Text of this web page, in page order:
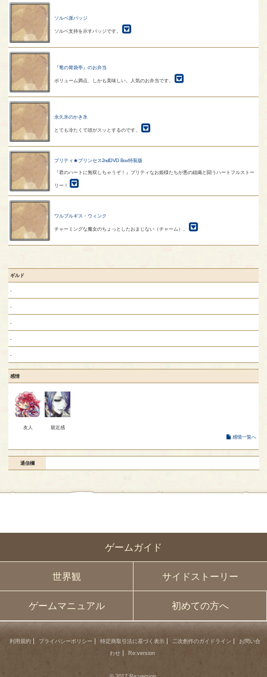
ゲームガイド
世界観 サイドストーリー
ゲームマニュアル 初めての方へ
ソルベ派バッジ
ソルベ支持を示すバッジです。
『竜の胃袋亭』のお弁当
ボリューム満点、しかも美味しい。人気のお弁当です。
永久氷のかき氷
とても冷たくて頭がスッとするのです。
プリティ★プリンセス2ndDVD Box特装版
『君のハートに無双しちゃうぞ！』プリティなお姫様たちが悪の組織と闘うハートフルストー
リー！
ワルプルギス・ウィンク
チャーミングな魔女のちょっとしたおまじない（チャーム）。
ギルド
-
-
-
-
-
感情
友人
親近感
感情一覧へ
通信欄
利用規約 プライバシーポリシー 特定商取引法に基づく表示 二次創作のガイドライン
お問い合
わせ
Re:version